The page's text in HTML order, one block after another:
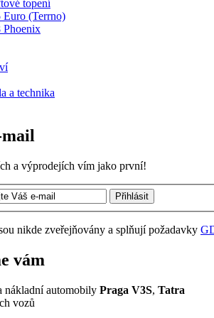
topení
Euro (Terrno)
Phoenix
a technika
a výprodejích vím jako první!
nikde zveřejňovány a splňují požadavky
vám
nákladní automobily Praga V3S, Tatra
vozů